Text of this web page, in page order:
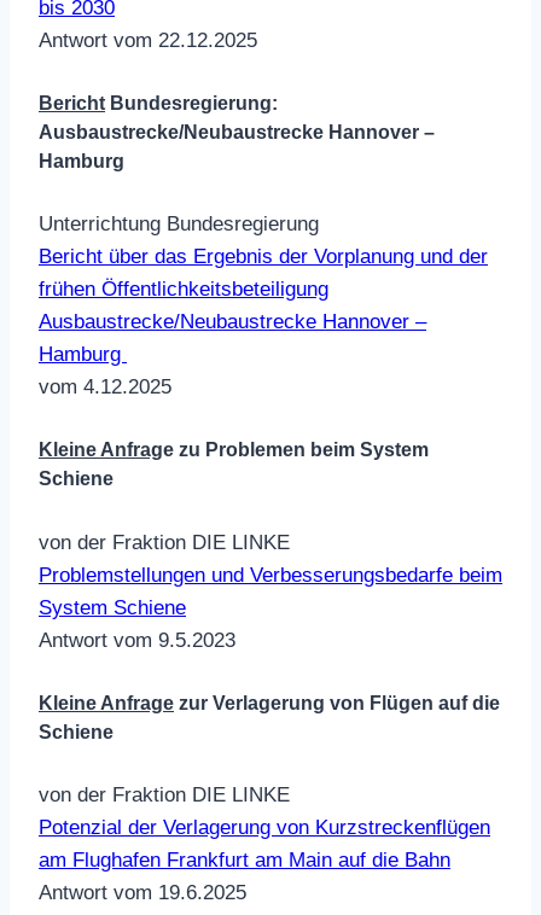
bis 2030
Antwort vom 22.12.2025
Bericht Bundesregierung:
Ausbaustrecke/Neubaustrecke Hannover –
Hamburg
Unterrichtung Bundesregierung
Bericht über das Ergebnis der Vorplanung und der
frühen Öffentlichkeitsbeteiligung
Ausbaustrecke/Neubaustrecke Hannover –
Hamburg
vom 4.12.2025
Kleine Anfrage zu Problemen beim System
Schiene
von der Fraktion DIE LINKE
Problemstellungen und Verbesserungsbedarfe beim
System Schiene
Antwort vom 9.5.2023
Kleine Anfrage zur Verlagerung von Flügen auf die
Schiene
von der Fraktion DIE LINKE
Potenzial der Verlagerung von Kurzstreckenflügen
am Flughafen Frankfurt am Main auf die Bahn
Antwort vom 19.6.2025